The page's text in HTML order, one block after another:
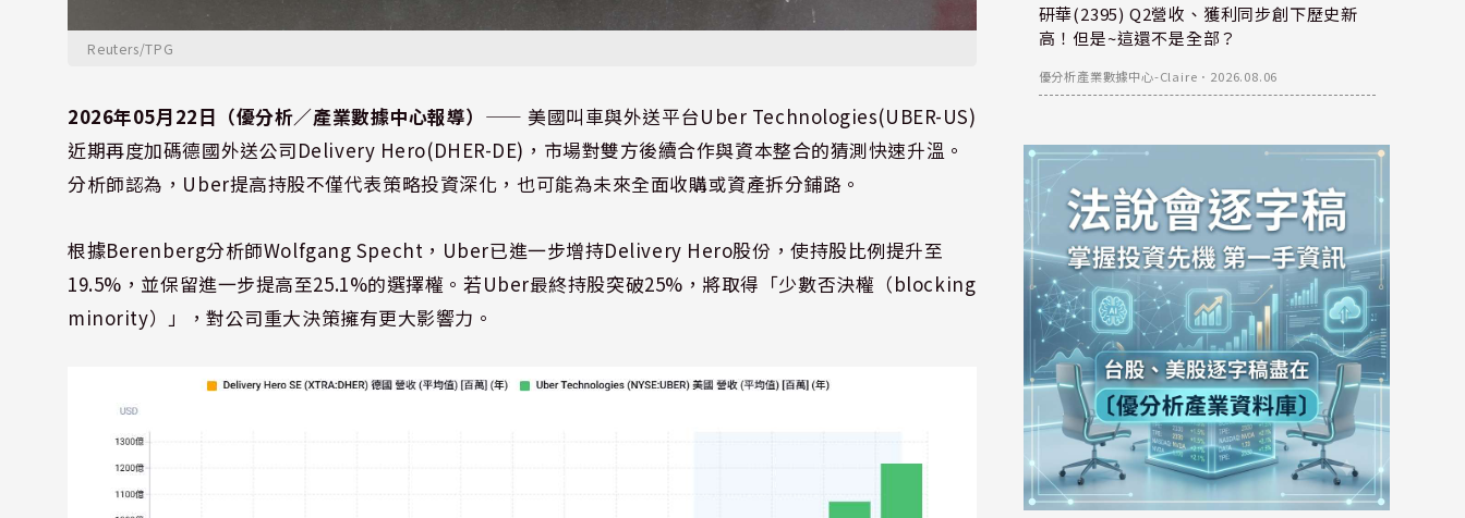
Reuters/TPG
2026年05月22日（優分析／產業數據中心報導） ⸺ 美國叫車與外送平台Uber Technologies(UBER-US)
近期再度加碼德國外送公司Delivery Hero(DHER-DE)，市場對雙方後續合作與資本整合的猜測快速升溫。
分析師認為，Uber提高持股不僅代表策略投資深化，也可能為未來全面收購或資產拆分鋪路。
根據Berenberg分析師Wolfgang Specht，Uber已進一步增持Delivery Hero股份，使持股比例提升至
19.5%，並保留進一步提高至25.1%的選擇權。若Uber最終持股突破25%，將取得「少數否決權（blocking
minority）」，對公司重大決策擁有更大影響力。
研華(2395) Q2營收、獲利同步創下歷史新
高！但是~這還不是全部？
優分析產業數據中心-Claire ． 2026.08.06